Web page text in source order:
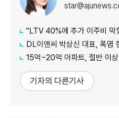
"LTV 40%에 추가 이주비 막혔다"…서울
DL이앤씨 박상신 대표, 폭염 현장
15억~20억 아파트, 절반 이상이 '신
기자의 다른기사